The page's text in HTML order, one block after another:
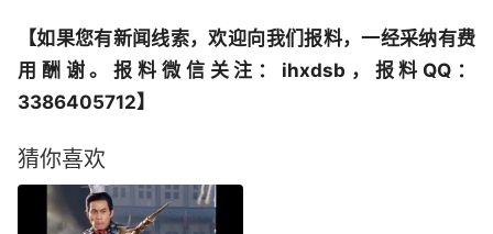
【如果您有新闻线索，欢迎向我们报料，一经采纳有费
用酬谢。报料微信关注：ihxdsb，报料QQ：
3386405712】
猜你喜欢